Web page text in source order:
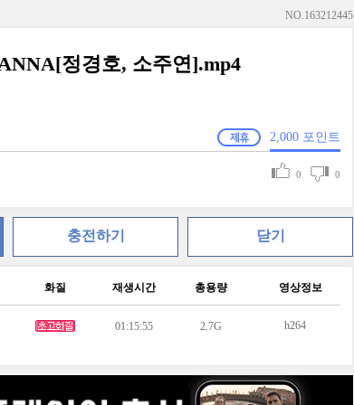
NO.163212445
정경호, 소주연].mp4
2,000 포인트
0 0
충전하기 닫기
화질 재생시간 총용량 영상정보
01:15:55 2.7G h264